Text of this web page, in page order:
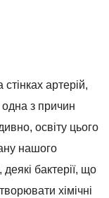
артерій,
одна з причин
освіту цього
нашого
бактерії, що
хімічні